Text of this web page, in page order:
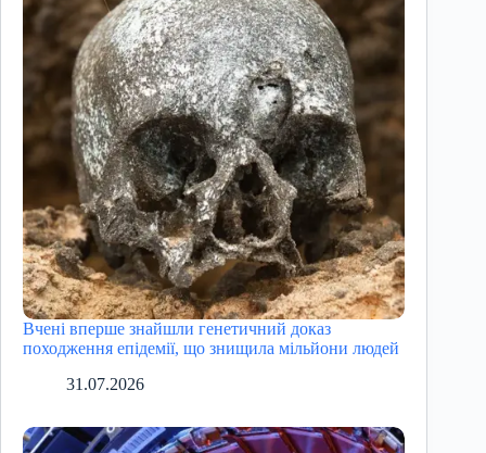
Вчені вперше знайшли генетичний доказ
походження епідемії, що знищила мільйони людей
31.07.2026